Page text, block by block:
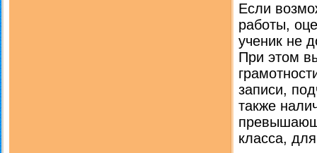
Если
работы,
ученик не
При этом
записи,
также
класса,